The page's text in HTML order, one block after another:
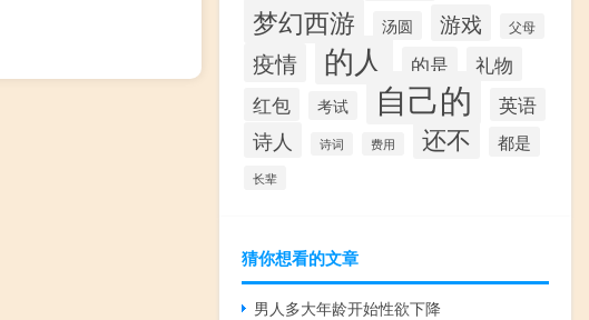
梦幻西游 汤圆 游戏 父母
疫情 的人 的是 礼物
红包 考试 自己的 英语
诗人 诗词 费用 还不 都是
长辈
猜你想看的文章
男人多大年龄开始性欲下降